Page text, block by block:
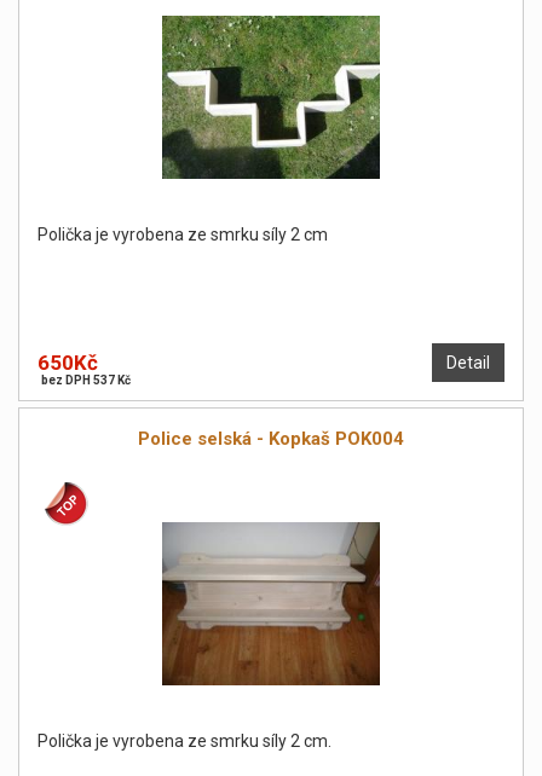
Polička je vyrobena ze smrku síly 2 cm
Detail
650Kč
bez DPH 537 Kč
Police selská - Kopkaš POK004
Polička je vyrobena ze smrku síly 2 cm.